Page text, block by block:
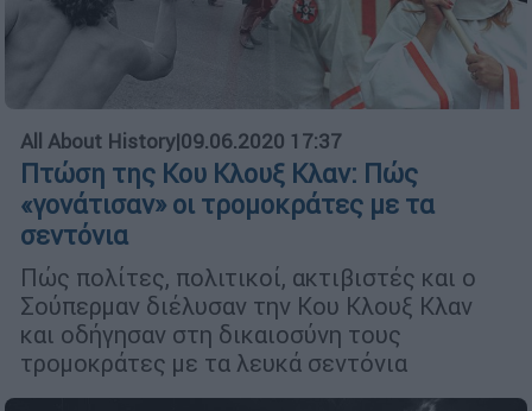
All About History|09.06.2020 17:37
Πτώση της Κου Κλουξ Κλαν: Πώς
«γονάτισαν» οι τρομοκράτες με τα
σεντόνια
Πώς πολίτες, πολιτικοί, ακτιβιστές και ο
Σούπερμαν διέλυσαν την Κου Κλουξ Κλαν
και οδήγησαν στη δικαιοσύνη τους
τρομοκράτες με τα λευκά σεντόνια